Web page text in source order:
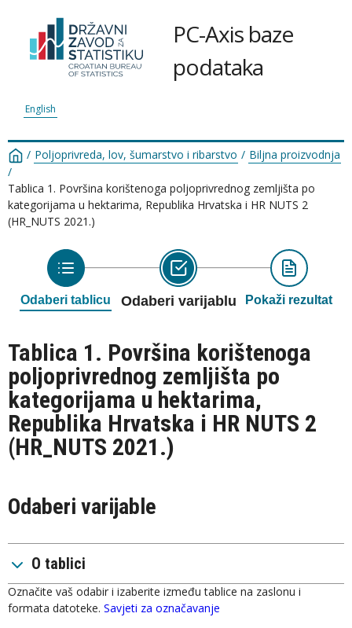
PC-Axis baze
podataka
English
/ Poljoprivreda, lov, šumarstvo i ribarstvo / Biljna proizvodnja
/
Tablica 1. Površina korištenoga poljoprivrednog zemljišta po
kategorijama u hektarima, Republika Hrvatska i HR NUTS 2
(HR_NUTS 2021.)
Odaberi tablicu Odaberi varijablu Pokaži rezultat
Tablica 1. Površina korištenoga
poljoprivrednog zemljišta po
kategorijama u hektarima,
Republika Hrvatska i HR NUTS 2
(HR_NUTS 2021.)
Odaberi varijable
O tablici
Označite vaš odabir i izaberite između tablice na zaslonu i
formata datoteke. Savjeti za označavanje